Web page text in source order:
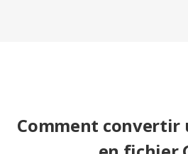
Comment convertir